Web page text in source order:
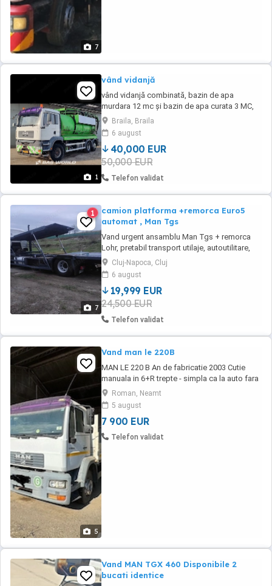
7
1
vând vidanjă
vând vidanjă combinată, bazin de apa
murdara 12 mc și bazin de apa curata 3 MC,
28000 kg maxim autorizată,
basculabila,capac hidraulic înstare de
funcționare......... preț cu TVA inclus
Braila, Braila
6 august
40,000 EUR
50,000 EUR
Telefon validat
7
1
camion platforma +remorca Euro5
automat , Man Tgs
Vand urgent ansamblu Man Tgs + remorca
Lohr, pretabil transport utilaje, autoutilitare,
autoturisme. Stare foarte buna, unic
proprietar, revizii doar la reprezentanta Man.
schimb cu Defender sau Maserati motorizare
v8. Ofer diferența.
Cluj-Napoca, Cluj
6 august
19,999 EUR
24,500 EUR
Telefon validat
5
Vand man le 220B
MAN LE 220 B An de fabricatie 2003 Cutie
manuala in 6+R trepte - simpla ca la auto fara
bataie. Masa proprie: 5900kg, Total maxim
autorizat : 14.500kg. Pe axe - fata: 5600kg,
spate: 9500kg Dimensiuni gabarit: L:
8950mm, l: 2550mm, h: 2650mm Motor tip : D
0836 LFL02 Cilindree : 6871 ...
Roman, Neamt
5 august
7 900 EUR
Telefon validat
Vand MAN TGX 460 Disponibile 2
bucati identice